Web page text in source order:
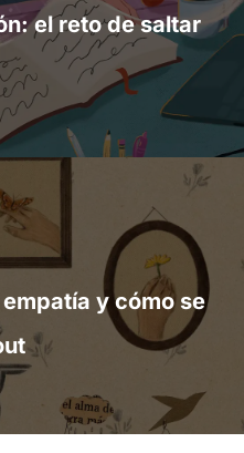
el reto de saltar
y cómo se